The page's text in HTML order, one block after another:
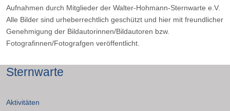
Aufnahmen durch Mitglieder der Walter-Hohmann-Sternwarte e.V.
Alle Bilder sind urheberrechtlich geschützt und hier mit freundlicher
Genehmigung der Bildautorinnen/Bildautoren bzw.
Fotografinnen/Fotografgen veröffentlicht.
Sternwarte
Aktivitäten